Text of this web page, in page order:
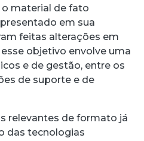
material de fato
em sua
feitas alterações em
objetivo envolve uma
e de gestão, entre os
de suporte e de
relevantes de formato já
das tecnologias